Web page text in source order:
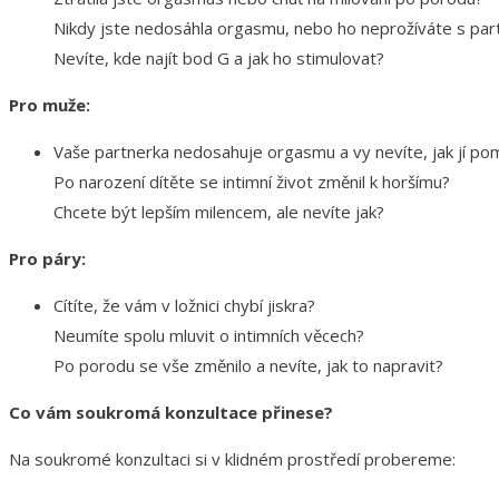
Nikdy jste nedosáhla orgasmu, nebo ho neprožíváte s
Nevíte, kde najít bod G a jak ho stimulovat?
Pro muže:
Vaše partnerka nedosahuje orgasmu a vy nevíte, jak jí
Po narození dítěte se intimní život změnil k horšímu?
Chcete být lepším milencem, ale nevíte jak?
Pro páry:
Cítíte, že vám v ložnici chybí jiskra?
Neumíte spolu mluvit o intimních věcech?
Po porodu se vše změnilo a nevíte, jak to napravit?
Co vám soukromá konzultace přinese?
Na soukromé konzultaci si v klidném prostředí probereme: